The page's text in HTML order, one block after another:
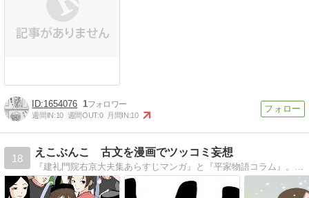
1654076 1
週間IN:10 週間OUT:0 月間IN:10
18
えこぶんこ 古文を漫画でツッコミ妄想